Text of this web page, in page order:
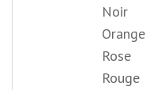
Noir
Orange
Rose
Rouge